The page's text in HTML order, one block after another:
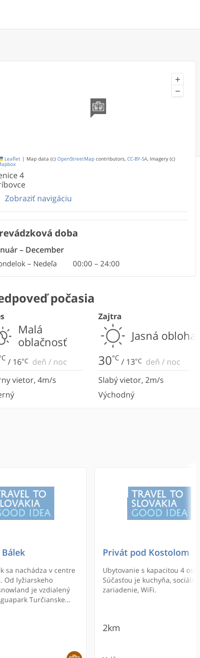
+
−
Leaflet | Map data (c) OpenStreetMap contributors, CC-BY-SA, Imagery (c)
4
Zobraziť navigáciu
doba
– December
– Nedeľa 00:00 – 24:00
počasia
Malá
oblačnosť
/ 16°C deň / noc
vietor, 4m/s
Zajtra
Jasná obloha
30°C / 13°C deň / noc
Slabý vietor, 2m/s
Východný
sa nachádza v centre
Od lyžiarskeho
je vzdialený
Turčianske
Privát pod Kostolom
Ubytovanie s kapacitou 4
Súčasťou je kuchyňa, sociálne
zariadenie, WiFi.
2km